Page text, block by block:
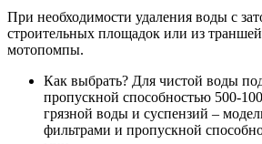
При необходимости удаления воды с
строительных площадок или из
мотопомпы.
Как выбрать? Для чистой воды
пропускной способностью 500-
грязной воды и суспензий –
фильтрами и пропускной